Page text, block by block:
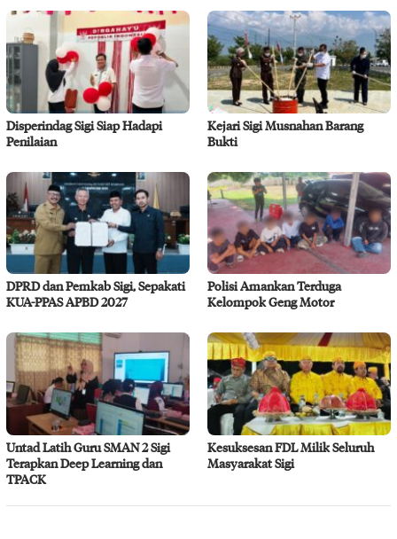
Disperindag Sigi Siap Hadapi
Penilaian
Kejari Sigi Musnahan Barang
Bukti
DPRD dan Pemkab Sigi, Sepakati
KUA-PPAS APBD 2027
Polisi Amankan Terduga
Kelompok Geng Motor
Untad Latih Guru SMAN 2 Sigi
Terapkan Deep Learning dan
TPACK
Kesuksesan FDL Milik Seluruh
Masyarakat Sigi